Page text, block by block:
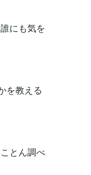
にも気を
を教える
とん調べ